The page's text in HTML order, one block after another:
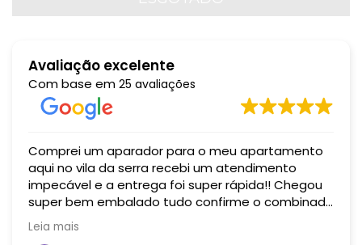
Avaliação excelente
Com base em 25 avaliações
Comprei um aparador para o meu apartamento
aqui no vila da serra recebi um atendimento
impecável e a entrega foi super rápida!! Chegou
super bem embalado tudo confirme o combinado
! Era uma peça bem grande! Recomendo muito
essa empresa! Valeu cada centavo !
Leia mais